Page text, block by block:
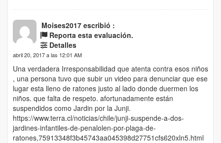
Moises2017 escribió :
Reporta esta evaluación.
Detalles
abril 20, 2017 a las 12:01 AM
Una verdadera Irresponsabilidad que atenta contra esos niños
, una persona tuvo que subir un video para denunciar que ese
lugar esta lleno de ratones justo al lado donde duermen los
niños. que falta de respeto. afortunadamente están
suspendidos como Jardin por la Junji.
https://www.terra.cl/noticias/chile/junji-suspende-a-dos-
jardines-infantiles-de-penalolen-por-plaga-de-
ratones,75913348f3b45743aa045398d27751cfs620xln5.html